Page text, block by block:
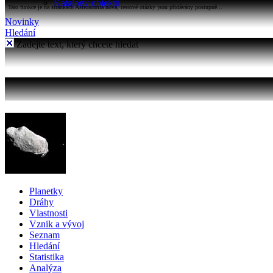
Katalogy objektů
Tato funkce je na stránkách Astronomia nová, testové otázky jsou přidávány postupně...
Novinky
Hledání
Zadejte text, který chcete hledat
Planetky
Dráhy
Vlastnosti
Vznik a vývoj
Seznam
Hledání
Statistika
Analýza